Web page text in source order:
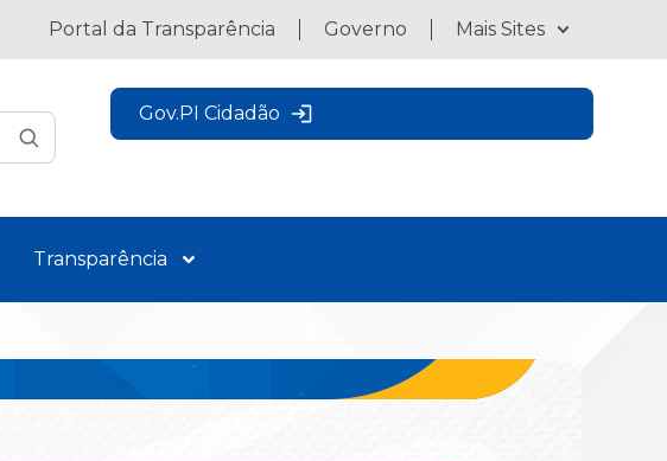
Portal da Transparência Governo Mais Sites
Gov.PI Cidadão
Transparência